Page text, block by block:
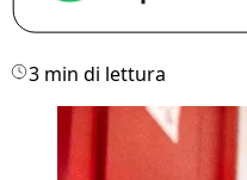
3 min di lettura